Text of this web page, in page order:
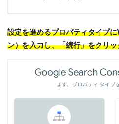
設定を進めるプロパティタイプ
ン）を入力し、「続行」をクリッ